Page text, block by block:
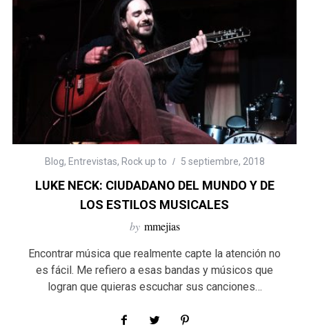
Blog, Entrevistas, Rock up to 5 septiembre, 2018
LUKE NECK: CIUDADANO DEL MUNDO Y DE
LOS ESTILOS MUSICALES
by mmejias
Encontrar música que realmente capte la atención no
es fácil. Me refiero a esas bandas y músicos que
logran que quieras escuchar sus canciones…